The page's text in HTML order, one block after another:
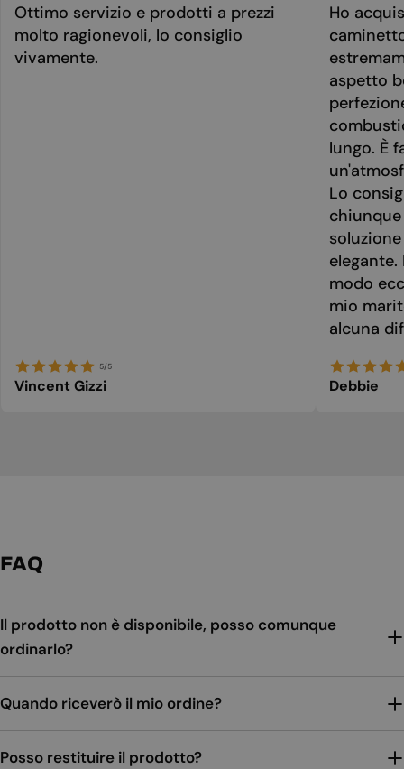
Ottimo servizio e prodotti a prezzi
molto ragionevoli, lo consiglio
vivamente.
5/5
Vincent Gizzi
Ho
aspetto
lungo. È
Lo
modo
mio
alcuna
Debbie
FAQ
Il prodotto non è disponibile, posso comunque
ordinarlo?
Quando riceverò il mio ordine?
Posso restituire il prodotto?